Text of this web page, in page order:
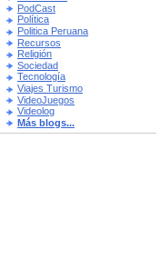
PodCast
Política
Politica Peruana
Recursos
Religión
Sociedad
Tecnología
Viajes Turismo
VideoJuegos
Videolog
Más blogs...